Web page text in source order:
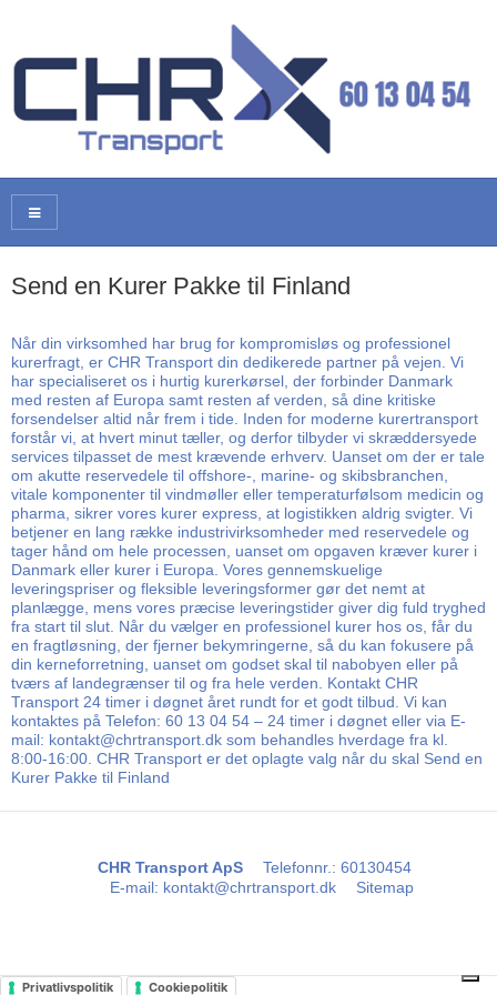
Send en Kurer Pakke til Finland
Når din virksomhed har brug for kompromisløs og professionel
kurerfragt, er CHR Transport din dedikerede partner på vejen. Vi
har specialiseret os i hurtig kurerkørsel, der forbinder Danmark
med resten af Europa samt resten af verden, så dine kritiske
forsendelser altid når frem i tide. Inden for moderne kurertransport
forstår vi, at hvert minut tæller, og derfor tilbyder vi skræddersyede
services tilpasset de mest krævende erhverv. Uanset om der er tale
om akutte reservedele til offshore-, marine- og skibsbranchen,
vitale komponenter til vindmøller eller temperaturfølsom medicin og
pharma, sikrer vores kurer express, at logistikken aldrig svigter. Vi
betjener en lang række industrivirksomheder med reservedele og
tager hånd om hele processen, uanset om opgaven kræver kurer i
Danmark eller kurer i Europa. Vores gennemskuelige
leveringspriser og fleksible leveringsformer gør det nemt at
planlægge, mens vores præcise leveringstider giver dig fuld tryghed
fra start til slut. Når du vælger en professionel kurer hos os, får du
en fragtløsning, der fjerner bekymringerne, så du kan fokusere på
din kerneforretning, uanset om godset skal til nabobyen eller på
tværs af landegrænser til og fra hele verden. Kontakt CHR
Transport 24 timer i døgnet året rundt for et godt tilbud. Vi kan
kontaktes på Telefon: 60 13 04 54 – 24 timer i døgnet eller via E-
mail: kontakt@chrtransport.dk som behandles hverdage fra kl.
8:00-16:00. CHR Transport er det oplagte valg når du skal Send en
Kurer Pakke til Finland
CHR Transport ApS Telefonnr.: 60130454
E-mail: kontakt@chrtransport.dk Sitemap
Privatlivspolitik Cookiepolitik